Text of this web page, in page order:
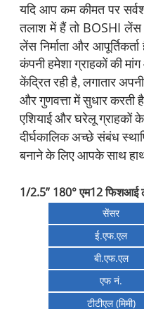
यदि आप कम कीमत पर
तलाश में हैं तो BOSHI
लेंस निर्माता और आपूर्तिकर्ता
कंपनी हमेशा ग्राहकों की
केंद्रित रही है, लगातार
और गुणवत्ता में सुधार करती
एशियाई और घरेलू ग्राहकों
दीर्घकालिक अच्छे संबंध
बनाने के लिए आपके साथ हाथ
1/2.5” 180° एम12
सेंसर
ई.एफ.एल
बी.एफ.एल
एफ नं.
टीटीएल (मिमी)